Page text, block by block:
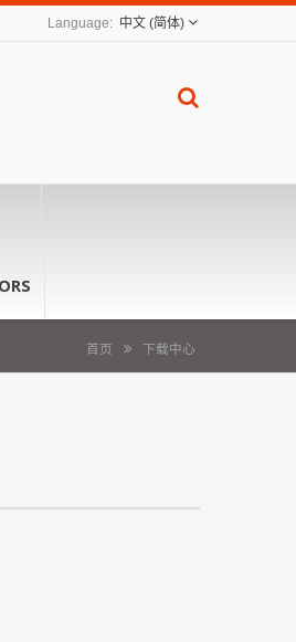
中文 (简体)
首页 下载中心